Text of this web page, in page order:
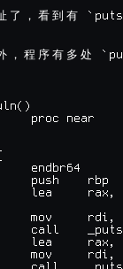
了 ， 看 到 有
， 程 序 有 多 处
proc near
endbr64
push    rbp
lea     rax,
mov
call    _puts
lea     rax,
mov